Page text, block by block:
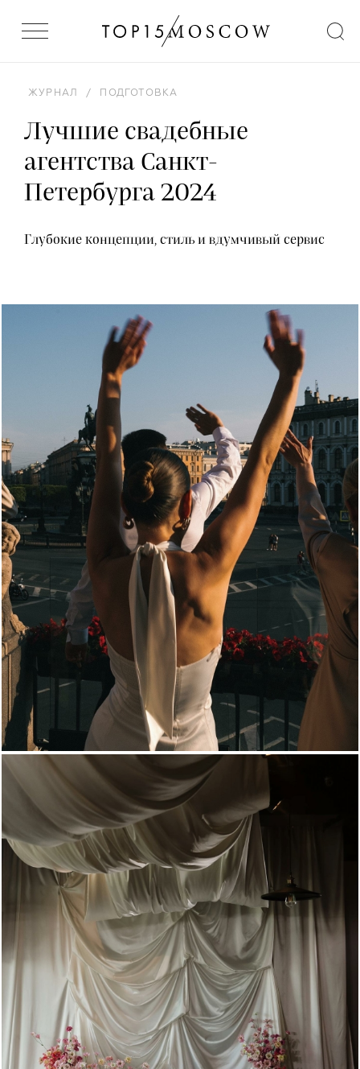
ЖУРНАЛ / ПОДГОТОВКА
Лучшие свадебные
агентства Санкт-
Петербурга 2024
Глубокие концепции, стиль и вдумчивый сервис